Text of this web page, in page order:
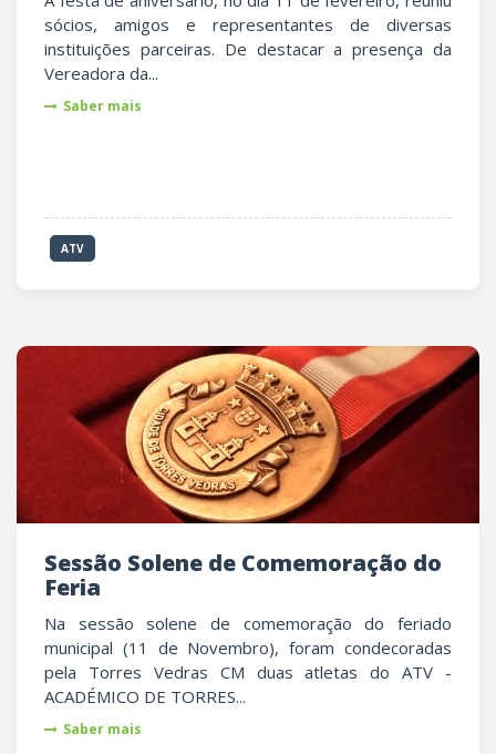
sócios, amigos e representantes de diversas
instituições parceiras. De destacar a presença da
Vereadora da...
Saber mais
ATV
Sessão Solene de Comemoração do
Feria
Na sessão solene de comemoração do feriado
municipal (11 de Novembro), foram condecoradas
pela Torres Vedras CM duas atletas do ATV -
ACADÉMICO DE TORRES...
Saber mais